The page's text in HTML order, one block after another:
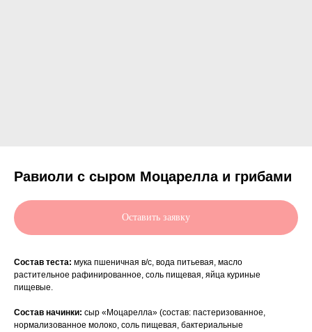
Равиоли с сыром Моцарелла и грибами
Оставить заявку
Состав теста: мука пшеничная в/с, вода питьевая, масло
растительное рафинированное, соль пищевая, яйца куриные
пищевые.
Состав начинки: сыр «Моцарелла» (состав: пастеризованное,
нормализованное молоко, соль пищевая, бактериальные